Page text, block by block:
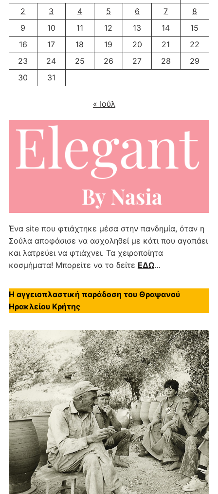
2
3 4 5 6 7
8
9
10 11 12 13 14
15
16
17 18 19 20 21
22
23
24 25 26 27 28
29
30
31
« Ιούλ
Ένα site που φτιάχτηκε μέσα στην πανδημία, όταν η
Σούλα αποφάσισε να ασχοληθεί με κάτι που αγαπάει
και λατρεύει να φτιάχνει. Τα χειροποίητα
κοσμήματα! Μπορείτε να το δείτε ΕΔΩ…
Η αγγειοπλαστική παράδοση του Θραψανού
Ηρακλείου Κρήτης